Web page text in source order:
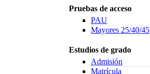
Pruebas de acceso
PAU
Mayores 25/40/45
Estudios de grado
Admisión
Matrícula